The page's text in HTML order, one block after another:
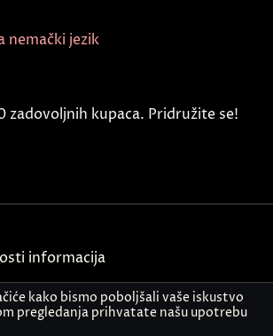
nemački jezik
kupaca. Pridružite se!
informacija
kako bismo poboljšali vaše iskustvo
pregledanja prihvatate našu upotrebu